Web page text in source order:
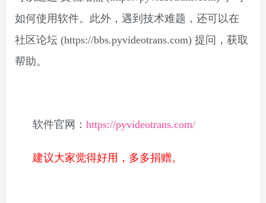
如何使用软件。此外，遇到技术难题，还可以在
社区论坛 (https://bbs.pyvideotrans.com) 提问，获取
帮助。
软件官网： https://pyvideotrans.com/
建议大家觉得好用，多多捐赠。